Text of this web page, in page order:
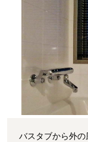
バスタブから外